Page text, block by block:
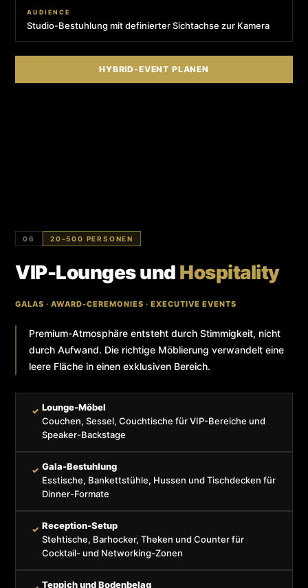
AUDIENCE
Studio-Bestuhlung mit definierter Sichtachse zur Kamera
HYBRID-EVENT PLANEN
06 20–500 PERSONEN
VIP-Lounges und Hospitality
GALAS · AWARD-CEREMONIES · EXECUTIVE EVENTS
Premium-Atmosphäre entsteht durch Stimmigkeit, nicht
durch Aufwand. Die richtige Möblierung verwandelt eine
leere Fläche in einen exklusiven Bereich.
✓ Lounge-Möbel
Couchen, Sessel, Couchtische für VIP-Bereiche und
Speaker-Backstage
✓ Gala-Bestuhlung
Esstische, Bankettstühle, Hussen und Tischdecken für
Dinner-Formate
✓ Reception-Setup
Stehtische, Barhocker, Theken und Counter für
Cocktail- und Networking-Zonen
Teppich und Bodenbelag